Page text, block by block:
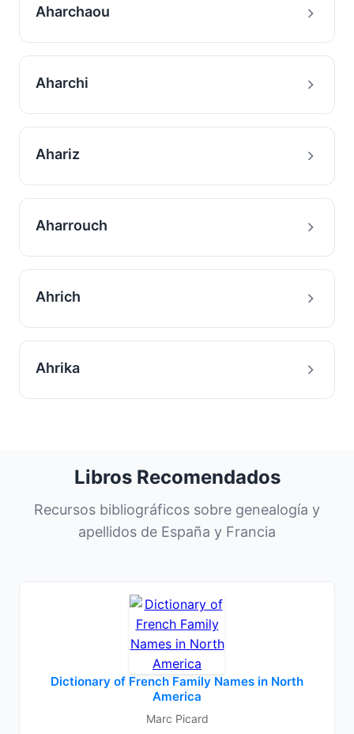
Aharchaou
Aharchi
Ahariz
Aharrouch
Ahrich
Ahrika
Libros Recomendados
Recursos bibliográficos sobre genealogía y
apellidos de España y Francia
Dictionary of French Family Names in North
America
Marc Picard